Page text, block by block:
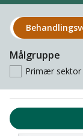
Målgruppe
Primær sektor